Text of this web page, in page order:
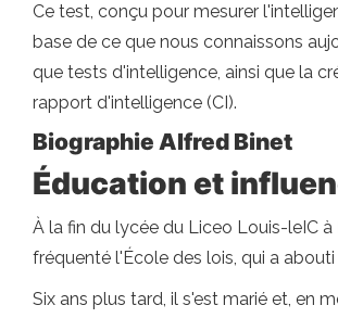
Ce test, conçu pour mesurer
base de ce que nous connaissons
que tests d'intelligence, ainsi que la
rapport d'intelligence (CI).
Biographie Alfred Binet
Éducation et
À la fin du lycée du Liceo Louis-leIC à
fréquenté l'École des lois, qui a abouti
Six ans plus tard, il s'est marié et, en